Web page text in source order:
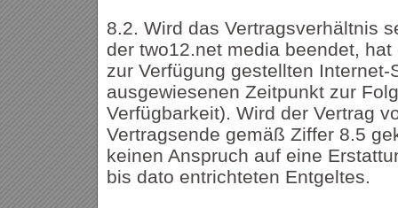
8.2. Wird das Vertragsverhältnis
der two12.net media beendet,
zur Verfügung gestellten Internet-
ausgewiesenen Zeitpunkt zur
Verfügbarkeit). Wird der Vertrag
Vertragsende gemäß Ziffer 8.5
keinen Anspruch auf eine
bis dato entrichteten Entgeltes.